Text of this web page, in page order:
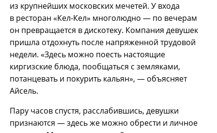
из крупнейших московских мечетей. У входа
в ресторан «Кел-Кел» многолюдно — по вечерам
он превращается в дискотеку. Компания девушек
пришла отдохнуть после напряженной трудовой
недели. «Здесь можно поесть настоящие
киргизские блюда, пообщаться с земляками,
потанцевать и покурить кальян», — объясняет
Айсель.
Пару часов спустя, расслабившись, девушки
признаются — здесь же можно обрести и личное